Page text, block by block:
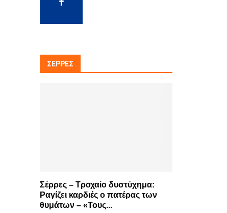
ΣΈΡΡΕΣ
Σέρρες – Τροχαίο δυστύχημα:
Ραγίζει καρδιές ο πατέρας των
θυμάτων – «Τους...